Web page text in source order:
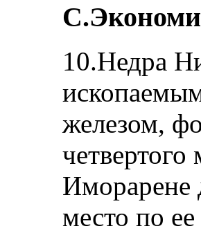
10.Недра
железом,
Иморарене
место по